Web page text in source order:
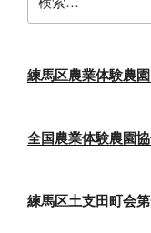
索:
練馬区農業体験農
全国農業体験農園
練馬区土支田町会